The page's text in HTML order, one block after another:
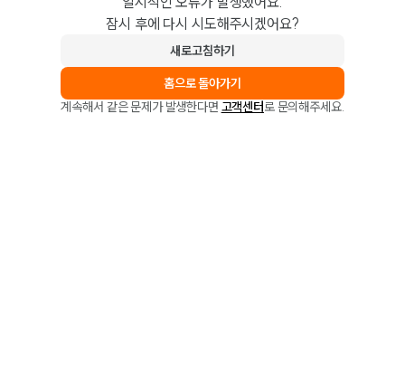
잠시 후에 다시 시도해주시겠어요?
새로고침하기
홈으로 돌아가기
계속해서 같은 문제가 발생한다면 고객센터로 문의해주세요.